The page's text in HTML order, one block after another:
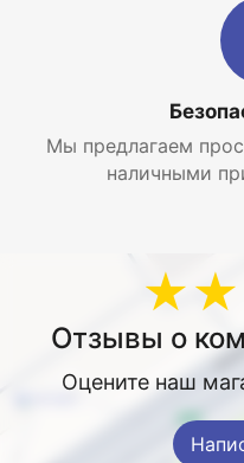
Мы предлагаем
наличными
Отзывы о
Оцените наш